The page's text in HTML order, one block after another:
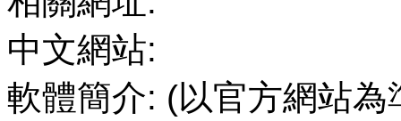
中文網站:
軟體簡介: (以官方網站為